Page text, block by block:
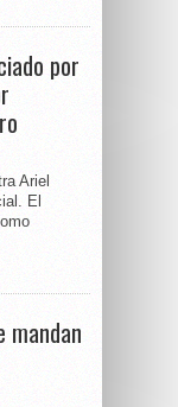
por
Ariel
El
mandan